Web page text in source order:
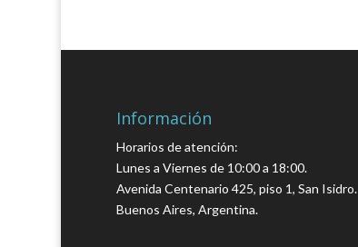
Información
Horarios de atención:
Lunes a Viernes de 10:00 a 18:00.
Avenida Centenario 425, piso 1, San Isidro.
Buenos Aires, Argentina.